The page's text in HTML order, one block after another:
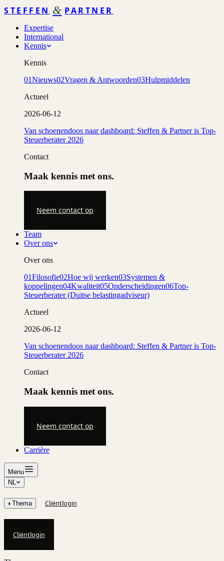
STEFFEN & PARTNER
Expertise
International
Kennis
Kennis
01Nieuws02Vragen & Antwoorden03Hulpmiddelen
Actueel
2026-06-12
Van schoenendoos naar dashboard: Steffen & Partner is Top-
Steuerberater 2026
Contact
Maak kennis met ons.
Neem contact op
Team
Over ons
Over ons
01Filosofie02Hoe wij werken03Systemen &
koppelingen04Kwaliteit05Onderscheidingen06Top-
Steuerberater (Duitse belastingadviseur)
Actueel
2026-06-12
Van schoenendoos naar dashboard: Steffen & Partner is Top-
Steuerberater 2026
Contact
Maak kennis met ons.
Neem contact op
Carrière
Menu
NL
◐ Thema Cliëntlogin
Cliëntlogin